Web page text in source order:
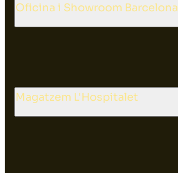
Oficina i Showroom Barcelona
Magatzem L'Hospitalet